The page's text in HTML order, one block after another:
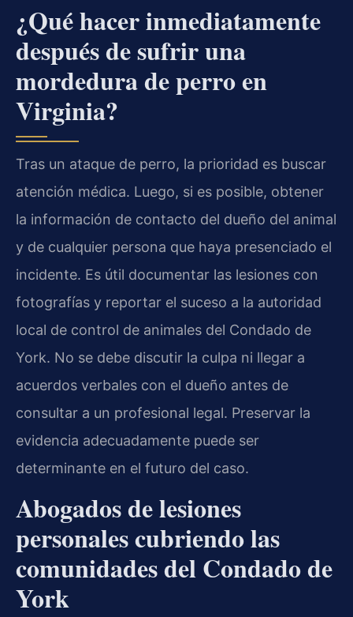
¿Qué hacer inmediatamente
después de sufrir una
mordedura de perro en
Virginia?
Tras un ataque de perro, la prioridad es buscar
atención médica. Luego, si es posible, obtener
la información de contacto del dueño del animal
y de cualquier persona que haya presenciado el
incidente. Es útil documentar las lesiones con
fotografías y reportar el suceso a la autoridad
local de control de animales del Condado de
York. No se debe discutir la culpa ni llegar a
acuerdos verbales con el dueño antes de
consultar a un profesional legal. Preservar la
evidencia adecuadamente puede ser
determinante en el futuro del caso.
Abogados de lesiones
personales cubriendo las
comunidades del Condado de
York